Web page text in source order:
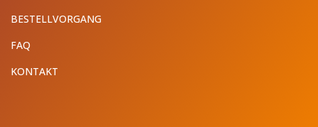
BESTELLVORGANG
FAQ
KONTAKT